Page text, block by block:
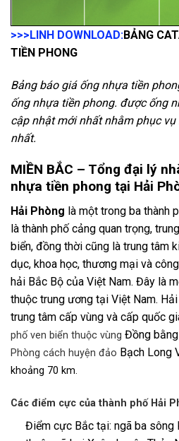
>>>LINH DOWNLOAD:BẢNG
TIỀN PHONG
Bảng báo giá ống nhựa tiền
ống nhựa tiền phong. được ống
cập nhật mới nhất nhằm phục
nhất.
MIỀN BẮC – Tổng đại lý
nhựa tiền phong tại Hải
Hải Phòng là một trong ba thành
là thành phố cảng quan trọng,
biển, đồng thời cũng là trung tâm
dục, khoa học, thương mại và
hải Bắc Bộ của Việt Nam. Đây là
thuộc trung ương tại Việt Nam.
trung tâm cấp vùng và cấp quốc
phố ven biển thuộc vùng Đồng
Phòng cách huyện đảo Bạch Long
khoảng 70 km.
Các điểm cực của thành phố Hải
Điểm cực Bắc tại: ngã ba sông